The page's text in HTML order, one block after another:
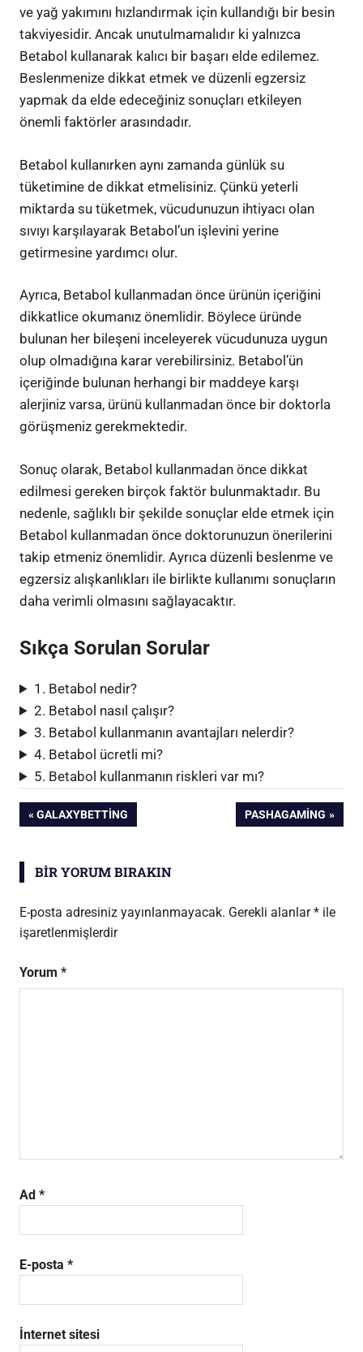
ve yağ yakımını hızlandırmak için kullandığı bir besin
takviyesidir. Ancak unutulmamalıdır ki yalnızca
Betabol kullanarak kalıcı bir başarı elde edilemez.
Beslenmenize dikkat etmek ve düzenli egzersiz
yapmak da elde edeceğiniz sonuçları etkileyen
önemli faktörler arasındadır.
Betabol kullanırken aynı zamanda günlük su
tüketimine de dikkat etmelisiniz. Çünkü yeterli
miktarda su tüketmek, vücudunuzun ihtiyacı olan
sıvıyı karşılayarak Betabol’un işlevini yerine
getirmesine yardımcı olur.
Ayrıca, Betabol kullanmadan önce ürünün içeriğini
dikkatlice okumanız önemlidir. Böylece üründe
bulunan her bileşeni inceleyerek vücudunuza uygun
olup olmadığına karar verebilirsiniz. Betabol’ün
içeriğinde bulunan herhangi bir maddeye karşı
alerjiniz varsa, ürünü kullanmadan önce bir doktorla
görüşmeniz gerekmektedir.
Sonuç olarak, Betabol kullanmadan önce dikkat
edilmesi gereken birçok faktör bulunmaktadır. Bu
nedenle, sağlıklı bir şekilde sonuçlar elde etmek için
Betabol kullanmadan önce doktorunuzun önerilerini
takip etmeniz önemlidir. Ayrıca düzenli beslenme ve
egzersiz alışkanlıkları ile birlikte kullanımı sonuçların
daha verimli olmasını sağlayacaktır.
Sıkça Sorulan Sorular
1. Betabol nedir?
2. Betabol nasıl çalışır?
3. Betabol kullanmanın avantajları nelerdir?
4. Betabol ücretli mi?
5. Betabol kullanmanın riskleri var mı?
Yazı
gezinmesi
ÖNCEKI
GALAXYBETTING
SONRAKI
PASHAGAMING
BIR YORUM BIRAKIN
E-posta adresiniz yayınlanmayacak. Gerekli alanlar* ile
işaretlenmişlerdir
Yorum *
Ad *
E-posta *
İnternet sitesi